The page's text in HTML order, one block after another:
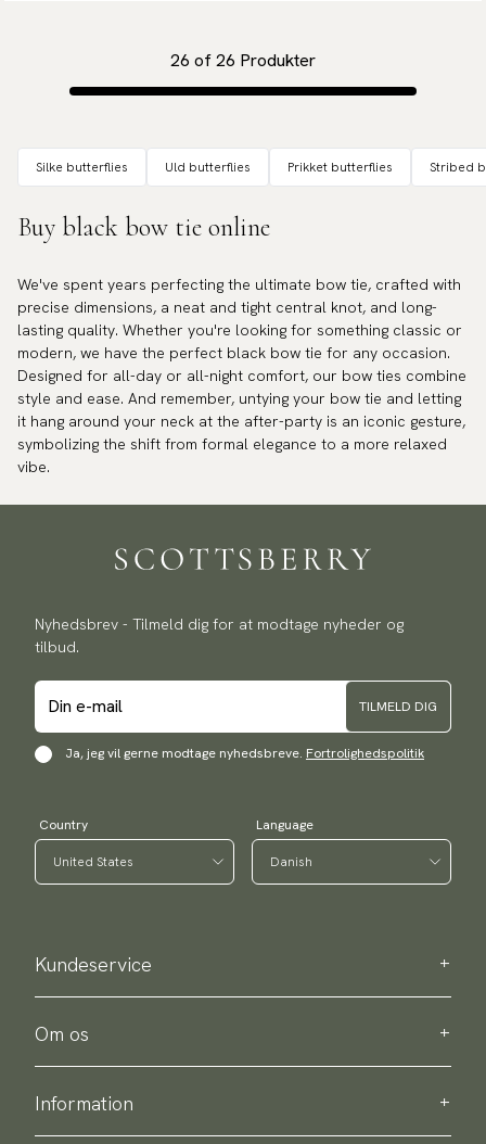
26 of26 Produkter
Silke butterflies Uld butterflies Prikket butterflies Stribed
Buy black bow tie online
We've spent years perfecting the ultimate bow tie, crafted with
precise dimensions, a neat and tight central knot, and long-
lasting quality. Whether you're looking for something classic or
modern, we have the perfect black bow tie for any occasion.
Designed for all-day or all-night comfort, our bow ties combine
style and ease. And remember, untying your bow tie and letting
it hang around your neck at the after-party is an iconic gesture,
symbolizing the shift from formal elegance to a more relaxed
vibe.
Nyhedsbrev - Tilmeld dig for at modtage nyheder og
tilbud.
TILMELD DIG
Ja, jeg vil gerne modtage nyhedsbreve. Fortrolighedspolitik
Country Language
Kundeservice
Kontakt os
Bestellinformation
Om os
Om Scottsberry
Bæredygtighed
Persondatapolitik
Information
Levering